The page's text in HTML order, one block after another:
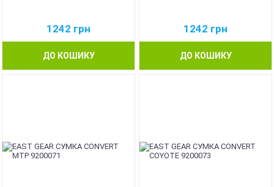
1242 грн
ДО КОШИКУ
1242 грн
ДО КОШИКУ